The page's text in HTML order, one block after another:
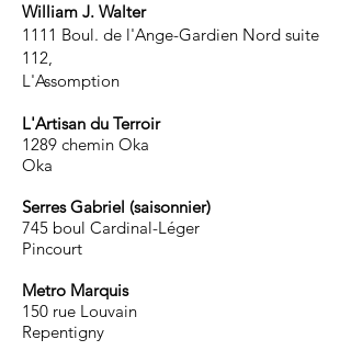
William J. Walter
1111 Boul. de l'Ange-Gardien Nord suite
112,
L'Assomption
L'Artisan du Terroir
1289 chemin Oka
Oka
Serres Gabriel (saisonnier)
745 boul Cardinal-Léger
Pincourt
Metro Marquis
150 rue Louvain
Repentigny